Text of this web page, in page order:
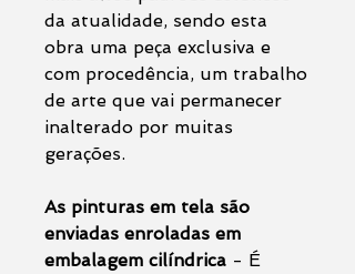
da atualidade, sendo esta
obra uma peça exclusiva e
com procedência, um trabalho
de arte que vai permanecer
inalterado por muitas
gerações.
As pinturas em tela são
enviadas enroladas em
embalagem cilíndrica - É